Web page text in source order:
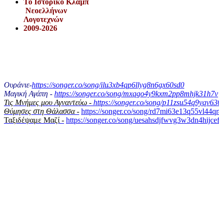
Το Iστορικό Κλαμπ
Νεοελλήνων
Λογοτεχνών
2009-2026
Ουράνιε-https://songer.co/song/ilu3xb4qp6llyg8n6gx60sd0
Μαγική Αγάπη - https://songer.co/song/mxqgo4y9kxm2pp8mhjk31h7v
Τις Μνήμες μου Αγναντεύω - https://songer.co/song/
Θύμησες στη Θάλασσα - https://songer.co/song/
Ταξιδέψαμε Μαζί - https://songer.co/song/uesahsdjfwvg3w3dn4hijcef